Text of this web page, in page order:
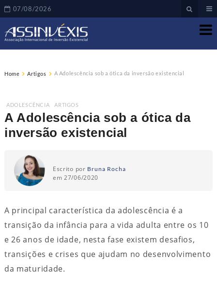
07/08/2026
Home Artigos A Adolescência sob a ótica da inversão existencial
ADOLESCÊNCIA ,ARTIGOS
A Adolescência sob a ótica da
inversão existencial
Escrito por Bruna Rocha
em 27/06/2020
A principal característica da adolescência é a
transição da infância para a vida adulta entre os 10
e 26 anos de idade, nesta fase existem desafios,
transições e crises que ajudam no desenvolvimento
da maturidade.